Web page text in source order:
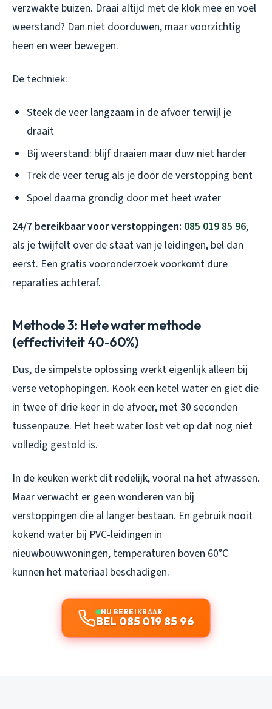
verzwakte buizen. Draai altijd met de klok mee en voel
weerstand? Dan niet doorduwen, maar voorzichtig
heen en weer bewegen.
De techniek:
Steek de veer langzaam in de afvoer terwijl je
draait
Bij weerstand: blijf draaien maar duw niet harder
Trek de veer terug als je door de verstopping bent
Spoel daarna grondig door met heet water
24/7 bereikbaar voor verstoppingen: 085 019 85 96,
als je twijfelt over de staat van je leidingen, bel dan
eerst. Een gratis vooronderzoek voorkomt dure
reparaties achteraf.
Methode 3: Hete water methode
(effectiviteit 40-60%)
Dus, de simpelste oplossing werkt eigenlijk alleen bij
verse vetophopingen. Kook een ketel water en giet die
in twee of drie keer in de afvoer, met 30 seconden
tussenpauze. Het heet water lost vet op dat nog niet
volledig gestold is.
In de keuken werkt dit redelijk, vooral na het afwassen.
Maar verwacht er geen wonderen van bij
verstoppingen die al langer bestaan. En gebruik nooit
kokend water bij PVC-leidingen in
nieuwbouwwoningen, temperaturen boven 60°C
kunnen het materiaal beschadigen.
NU BEREIKBAAR
BEL 085 019 85 96